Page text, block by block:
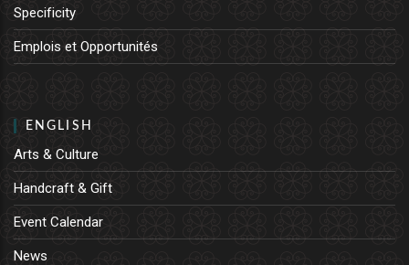
Specificity
Emplois et Opportunités
ENGLISH
Arts & Culture
Handcraft & Gift
Event Calendar
News